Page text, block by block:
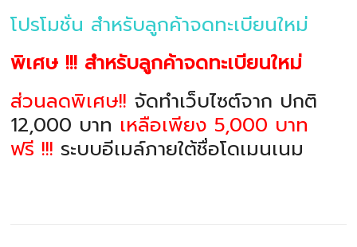
โปรโมชั่น สำหรับลูกค้าจดทะเบียนใหม่
พิเศษ !!! สำหรับลูกค้าจดทะเบียนใหม่
ส่วนลดพิเศษ!! จัดทำเว็บไซต์จาก ปกติ
12,000 บาท เหลือเพียง 5,000 บาท
ฟรี !!! ระบบอีเมล์ภายใต้ชื่อโดเมนเนม